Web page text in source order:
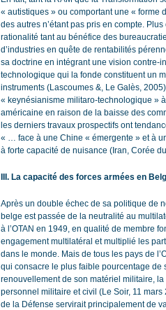
« autistiques » ou comportant une « forme
des autres n’étant pas pris en compte.
rationalité tant au bénéfice des
d’industries en quête de rentabilités
sa doctrine en intégrant une vision contre-
technologique qui la fonde constituent un
instruments (Lascoumes &, Le Galès,
« keynésianisme militaro-technologique »
américaine en raison de la baisse des
les derniers travaux prospectifs ont
« … face à une Chine « émergente » et à
à forte capacité de nuisance (Iran, Corée
III. La capacité des forces armées en
Après un double échec de sa politique de
belge est passée de la neutralité au
à l’OTAN en 1949, en qualité de membre
engagement multilatéral et multiplié les
dans le monde. Mais de tous les pays de
qui consacre le plus faible pourcentage de
renouvellement de son matériel militaire,
personnel militaire et civil (Le Soir, 11
de la Défense servirait principalement de